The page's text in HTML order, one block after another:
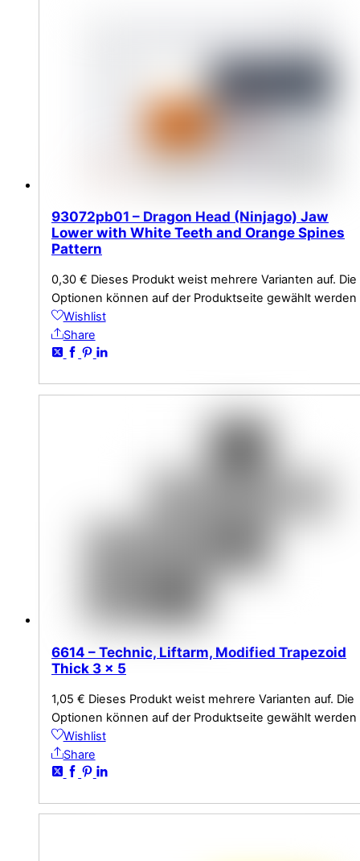
93072pb01 – Dragon Head (Ninjago) Jaw
Lower with White Teeth and Orange Spines
Pattern
0,30 € Dieses Produkt weist mehrere Varianten auf. Die
Optionen können auf der Produktseite gewählt werden
Wishlist
Share
6614 – Technic, Liftarm, Modified Trapezoid
Thick 3 x 5
1,05 € Dieses Produkt weist mehrere Varianten auf. Die
Optionen können auf der Produktseite gewählt werden
Wishlist
Share